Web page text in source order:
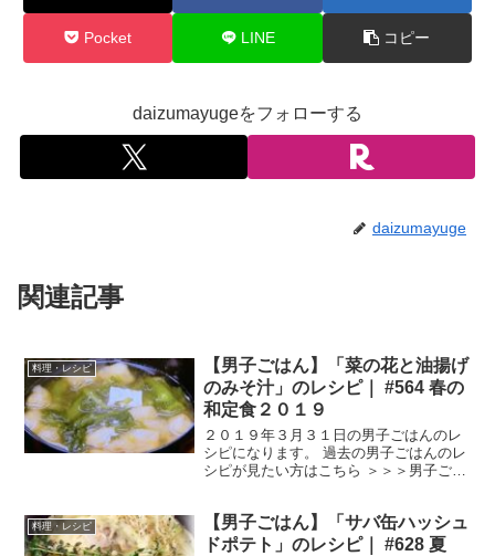
Pocket LINE コピー
daizumayugeをフォローする
daizumayuge
関連記事
料理・レシピ
【男子ごはん】「菜の花と油揚げ
のみそ汁」のレシピ｜ #564 春の
和定食２０１９
２０１９年３月３１日の男子ごはんのレ
シピになります。 過去の男子ごはんのレ
シピが見たい方はこちら ＞＞＞男子ごは
1/2束油揚げ １枚かつおだし ５００㏄
みそ 大さ...
料理・レシピ
【男子ごはん】「サバ缶ハッシュ
ドポテト」のレシピ｜ #628 夏